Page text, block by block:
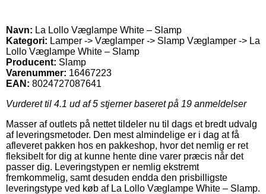
Navn: La Lollo Væglampe White – Slamp
Kategori: Lamper -> Væglamper -> Slamp Væglamper -> La
Lollo Væglampe White – Slamp
Producent: Slamp
Varenummer: 16467223
EAN: 8024727087641
Vurderet til 4.1 ud af 5 stjerner baseret på 19 anmeldelser
Masser af outlets på nettet tildeler nu til dags et bredt udvalg
af leveringsmetoder. Den mest almindelige er i dag at få
afleveret pakken hos en pakkeshop, hvor det nemlig er ret
fleksibelt for dig at kunne hente dine varer præcis når det
passer dig. Leveringstypen er nemlig ekstremt
fremkommelig, samt desuden endda den prisbilligste
leveringstype ved køb af La Lollo Væglampe White – Slamp.